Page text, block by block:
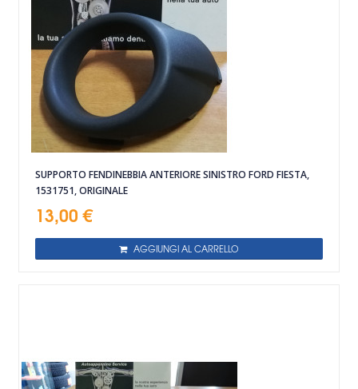
SUPPORTO FENDINEBBIA ANTERIORE SINISTRO FORD FIESTA,
1531751, ORIGINALE
13,00 €
AGGIUNGI AL CARRELLO